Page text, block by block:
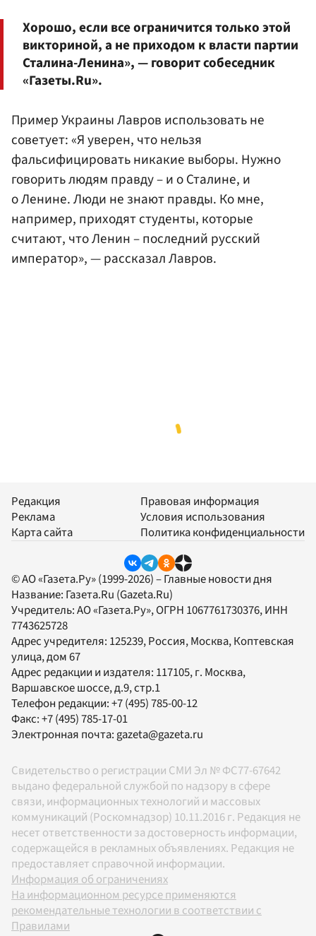
Хорошо, если все ограничится только этой
викториной, а не приходом к власти партии
Сталина-Ленина», — говорит собеседник
«Газеты.Ru».
Пример Украины Лавров использовать не
советует: «Я уверен, что нельзя
фальсифицировать никакие выборы. Нужно
говорить людям правду – и о Сталине, и
о Ленине. Люди не знают правды. Ко мне,
например, приходят студенты, которые
считают, что Ленин – последний русский
император», — рассказал Лавров.
Редакция
Реклама
Карта сайта
Правовая информация
Условия использования
Политика конфиденциальности
© АО «Газета.Ру» (1999-2026) – Главные новости дня
Название: Газета.Ru (Gazeta.Ru)
Учредитель:АО «Газета.Ру», ОГРН 1067761730376, ИНН
7743625728
Адрес учредителя: 125239, Россия, Москва, Коптевская
улица, дом 67
Адрес редакции и издателя: 117105, г. Москва,
Варшавское шоссе, д.9, стр.1
Телефон редакции:+7 (495) 785-00-12
Факс:+7 (495) 785-17-01
Электронная почта: gazeta@gazeta.ru
Свидетельство о регистрации СМИ Эл № ФС77-67642
выдано федеральной службой по надзору в сфере
связи, информационных технологий и массовых
коммуникаций (Роскомнадзор) 10.11.2016 г. Редакция не
несет ответственности за достоверность информации,
содержащейся в рекламных объявлениях. Редакция не
предоставляет справочной информации.
Информация об ограничениях
На информационном ресурсе применяются
рекомендательные технологии в соответствии с
Правилами